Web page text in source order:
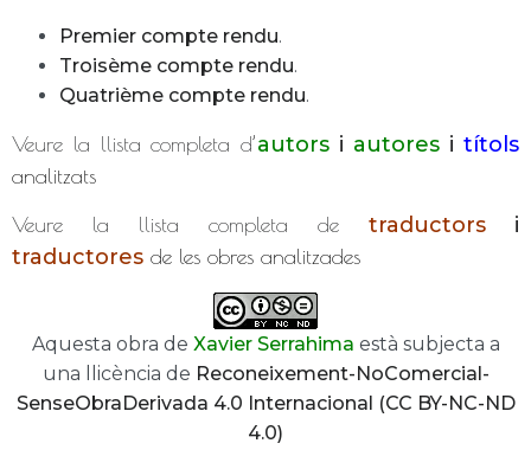
Premier compte rendu.
Troisème compte rendu.
Quatrième compte rendu.
Veure la llista completa d’autors i autores i títols
analitzats
Veure la llista completa de traductors i
traductores de les obres analitzades
Aquesta obra de Xavier Serrahima està subjecta a
una llicència de Reconeixement-NoComercial-
SenseObraDerivada 4.0 Internacional (CC BY-NC-ND
4.0)